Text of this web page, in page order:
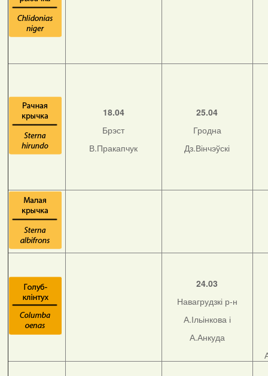
18.04
Брэст
В.Пракапчук
25.04
Гродна
Дз.Вінчэўскі
24.03
Навагрудзкі р-н
А.Ільінкова і
А.Анкуда